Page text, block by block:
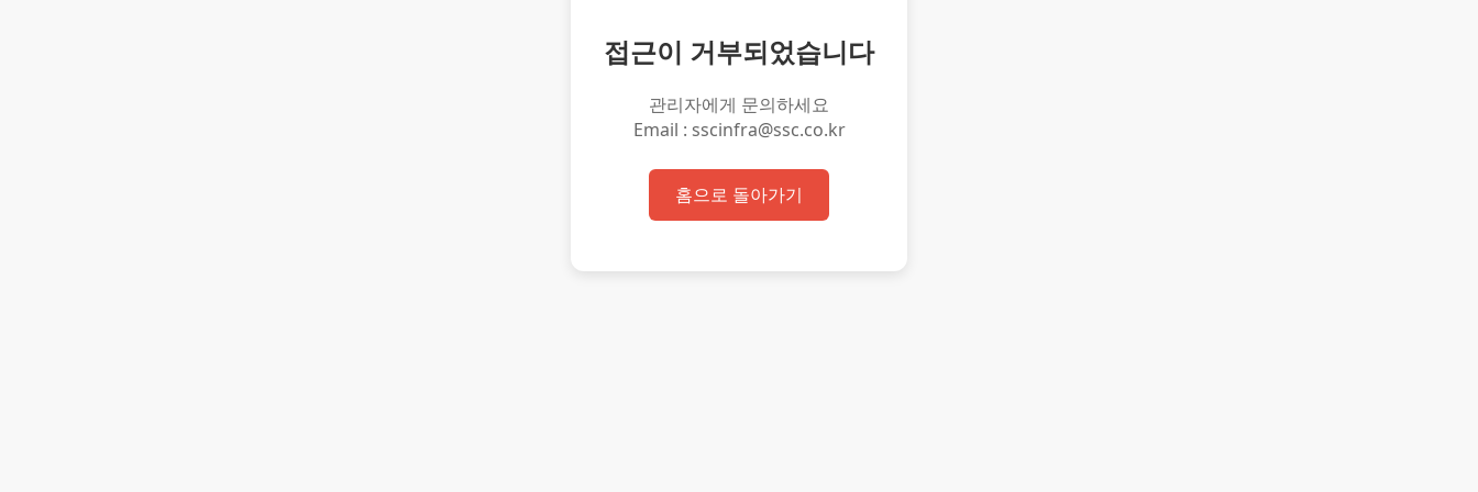
접근이 거부되었습니다
관리자에게 문의하세요
Email : sscinfra@ssc.co.kr
홈으로 돌아가기